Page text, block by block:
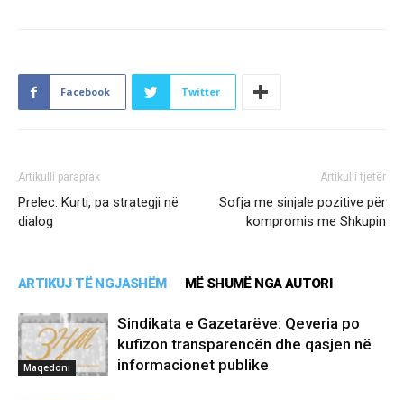
Facebook Twitter
Artikulli paraprak
Prelec: Kurti, pa strategji në
dialog
Artikulli tjetër
Sofja me sinjale pozitive për
kompromis me Shkupin
ARTIKUJ TË NGJASHËM MË SHUMË NGA AUTORI
Maqedoni
Sindikata e Gazetarëve: Qeveria po
kufizon transparencën dhe qasjen në
informacionet publike